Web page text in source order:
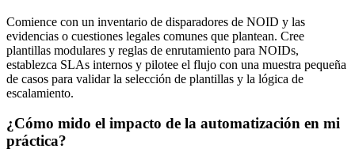
Comience con un inventario de disparadores de NOID y las
evidencias o cuestiones legales comunes que plantean. Cree
plantillas modulares y reglas de enrutamiento para NOIDs,
establezca SLAs internos y pilotee el flujo con una muestra pequeña
de casos para validar la selección de plantillas y la lógica de
escalamiento.
¿Cómo mido el impacto de la automatización en mi
práctica?